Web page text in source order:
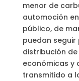
menor de
automoción
público, de
puedan
distribución
económicas y
transmitido a